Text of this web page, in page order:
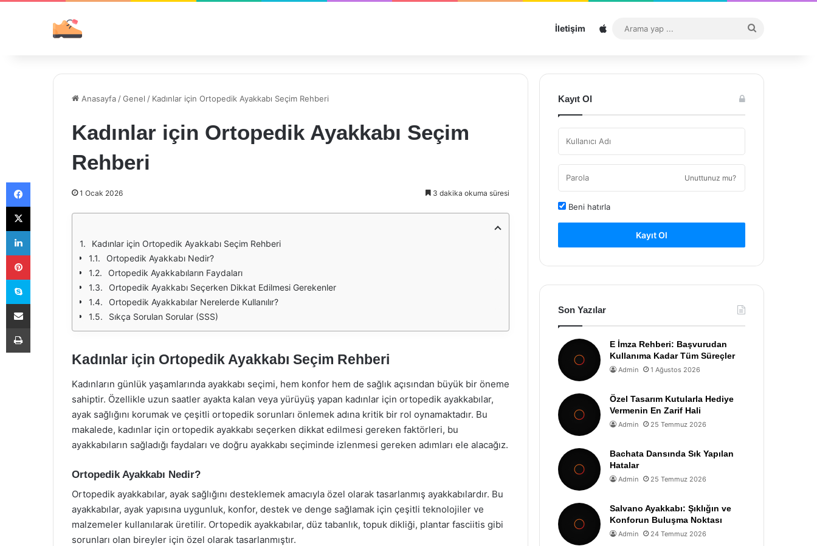
İletişim Sitemap
...
Anasayfa /Genel / Kadınlar için Ortopedik Ayakkabı Seçim Rehberi
Kadınlar için Ortopedik Ayakkabı Seçim
Rehberi
1 Ocak 2026 3 dakika okuma süresi
Kadınlar için Ortopedik Ayakkabı Seçim Rehberi
Ortopedik Ayakkabı Nedir?
Ortopedik Ayakkabıların Faydaları
Ortopedik Ayakkabı Seçerken Dikkat Edilmesi Gerekenler
Ortopedik Ayakkabılar Nerelerde Kullanılır?
Sıkça Sorulan Sorular (SSS)
Kadınlar için Ortopedik Ayakkabı Seçim Rehberi
Kadınların günlük yaşamlarında ayakkabı seçimi, hem konfor hem de sağlık açısından büyük bir öneme
sahiptir. Özellikle uzun saatler ayakta kalan veya yürüyüş yapan kadınlar için ortopedik ayakkabılar,
ayak sağlığını korumak ve çeşitli ortopedik sorunları önlemek adına kritik bir rol oynamaktadır. Bu
makalede, kadınlar için ortopedik ayakkabı seçerken dikkat edilmesi gereken faktörleri, bu
ayakkabıların sağladığı faydaları ve doğru ayakkabı seçiminde izlenmesi gereken adımları ele alacağız.
Ortopedik Ayakkabı Nedir?
Ortopedik ayakkabılar, ayak sağlığını desteklemek amacıyla özel olarak tasarlanmış ayakkabılardır. Bu
ayakkabılar, ayak yapısına uygunluk, konfor, destek ve denge sağlamak için çeşitli teknolojiler ve
malzemeler kullanılarak üretilir. Ortopedik ayakkabılar, düz tabanlık, topuk dikliği, plantar fasciitis gibi
sorunları olan bireyler için özel olarak tasarlanmıştır.
Kayıt Ol
Unuttunuz mu?
Beni hatırla
Kayıt Ol
Son Yazılar
E İmza Rehberi: Başvurudan
Kullanıma Kadar Tüm Süreçler
Admin 1 Ağustos 2026
Özel Tasarım Kutularla Hediye
Vermenin En Zarif Hali
Admin 25 Temmuz 2026
Bachata Dansında Sık Yapılan
Hatalar
Admin 25 Temmuz 2026
Salvano Ayakkabı: Şıklığın ve
Konforun Buluşma Noktası
Admin 24 Temmuz 2026
Facebook
X
LinkedIn
Pinterest
Skype
E-Posta ile paylaş